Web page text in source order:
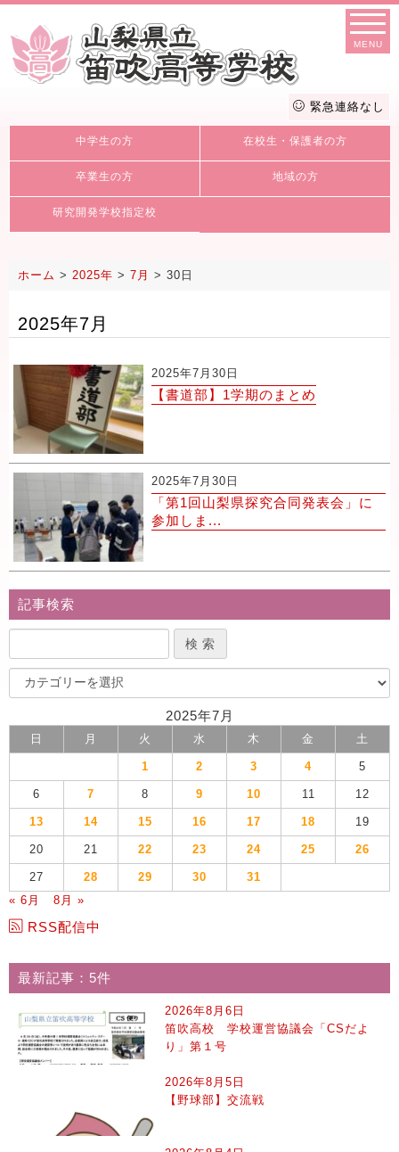
MENU
緊急連絡なし
中学生の方 在校生・保護者の方
卒業生の方 地域の方
研究開発学校指定校
ホーム > 2025年 > 7月 > 30日
2025年7月
2025年7月30日
【書道部】1学期のまとめ
2025年7月30日
「第1回山梨県探究合同発表会」に
参加しま...
記事検索
2025年7月
日 月 火 水 木 金 土
1 2 3 4 5
6 7 8 9 10 11 12
13 14 15 16 17 18 19
20 21 22 23 24 25 26
27 28 29 30
31
« 6月
8月 »
RSS配信中
最新記事：5件
2026年8月6日
笛吹高校 学校運営協議会「CSだよ
り」第１号
2026年8月5日
【野球部】交流戦